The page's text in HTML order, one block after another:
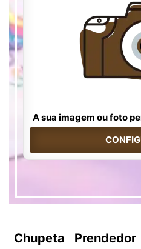
A sua imagem ou foto
Chupeta Prendedor